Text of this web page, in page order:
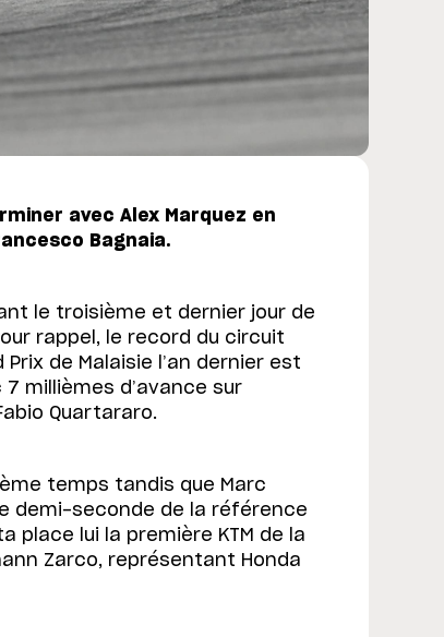
avec Alex Marquez en
Bagnaia.
le troisième et dernier jour de
rappel, le record du circuit
de Malaisie l’an dernier est
7 millièmes d’avance sur
Quartararo.
temps tandis que Marc
demi-seconde de la référence
place lui la première KTM de la
Zarco, représentant Honda